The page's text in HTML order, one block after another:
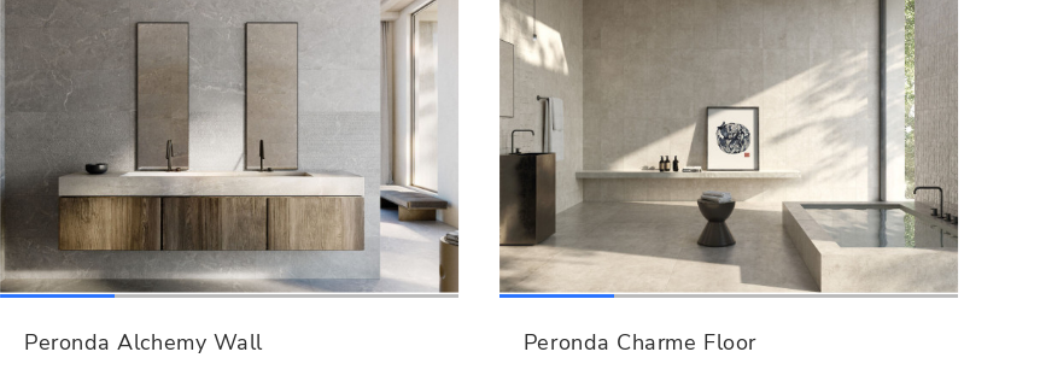
Peronda Alchemy Wall Peronda Charme Floor